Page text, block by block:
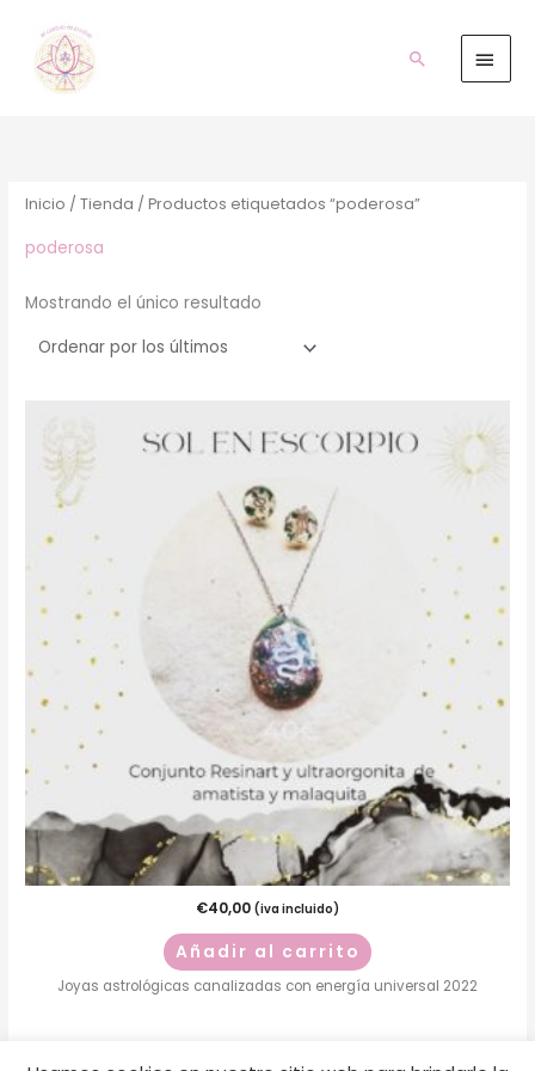
contenido
Buscar
Inicio /Tienda / Productos etiquetados “poderosa”
poderosa
Mostrando el único resultado
€40,00 (iva incluido)
Añadir al carrito
Joyas astrológicas canalizadas con energía universal 2022